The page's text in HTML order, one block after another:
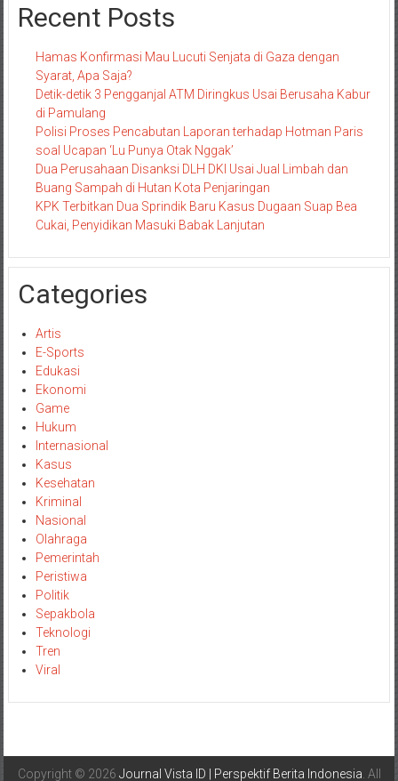
Recent Posts
Hamas Konfirmasi Mau Lucuti Senjata di Gaza dengan
Syarat, Apa Saja?
Detik-detik 3 Pengganjal ATM Diringkus Usai Berusaha Kabur
di Pamulang
Polisi Proses Pencabutan Laporan terhadap Hotman Paris
soal Ucapan ‘Lu Punya Otak Nggak’
Dua Perusahaan Disanksi DLH DKI Usai Jual Limbah dan
Buang Sampah di Hutan Kota Penjaringan
KPK Terbitkan Dua Sprindik Baru Kasus Dugaan Suap Bea
Cukai, Penyidikan Masuki Babak Lanjutan
Categories
Artis
E-Sports
Edukasi
Ekonomi
Game
Hukum
Internasional
Kasus
Kesehatan
Kriminal
Nasional
Olahraga
Pemerintah
Peristiwa
Politik
Sepakbola
Teknologi
Tren
Viral
Copyright © 2026 Journal Vista ID | Perspektif Berita Indonesia . All